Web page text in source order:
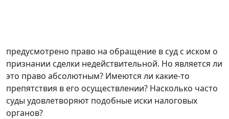
предусмотрено право на обращение в суд с иском о
признании сделки недействительной. Но является ли
это право абсолютным? Имеются ли какие-то
препятствия в его осуществлении? Насколько часто
суды удовлетворяют подобные иски налоговых
органов?